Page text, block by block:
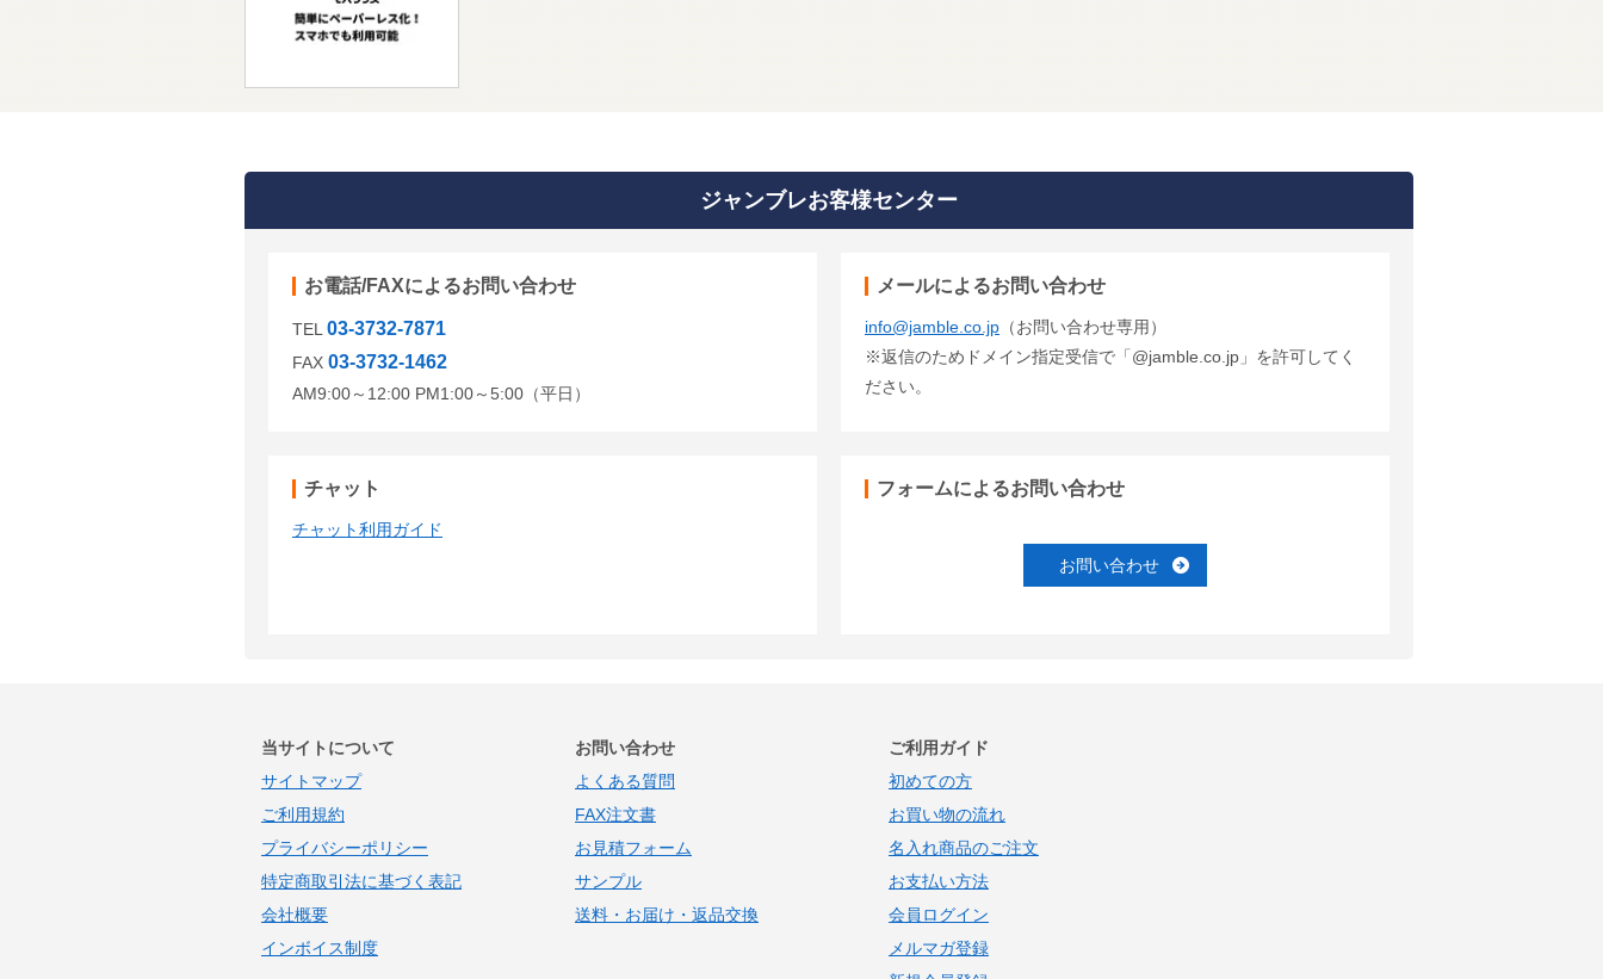
ジャンブレお客様センター
お電話/FAXによるお問い合わせ
TEL 03-3732-7871
FAX 03-3732-1462
AM9:00～12:00 PM1:00～5:00（平日）
メールによるお問い合わせ
info@jamble.co.jp （お問い合わせ専用）
※返信のためドメイン指定受信で「@jamble.co.jp」を許可してく
ださい。
チャット
チャット利用ガイド
フォームによるお問い合わせ
お問い合わせ
当サイトについて
サイトマップ
ご利用規約
プライバシーポリシー
特定商取引法に基づく表記
会社概要
インボイス制度
お問い合わせ
よくある質問
FAX注文書
お見積フォーム
サンプル
送料・お届け・返品交換
ご利用ガイド
初めての方
お買い物の流れ
名入れ商品のご注文
お支払い方法
会員ログイン
メルマガ登録